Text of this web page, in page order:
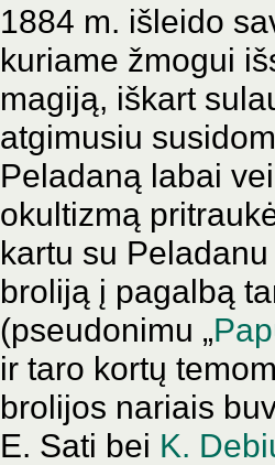
1884 m. išleido
kuriame žmogui
magiją, iškart
atgimusiu
Peladaną labai
okultizmą
kartu su
broliją į pagalbą
(pseudonimu „
ir taro kortų
brolijos nariais
E. Sati bei K.